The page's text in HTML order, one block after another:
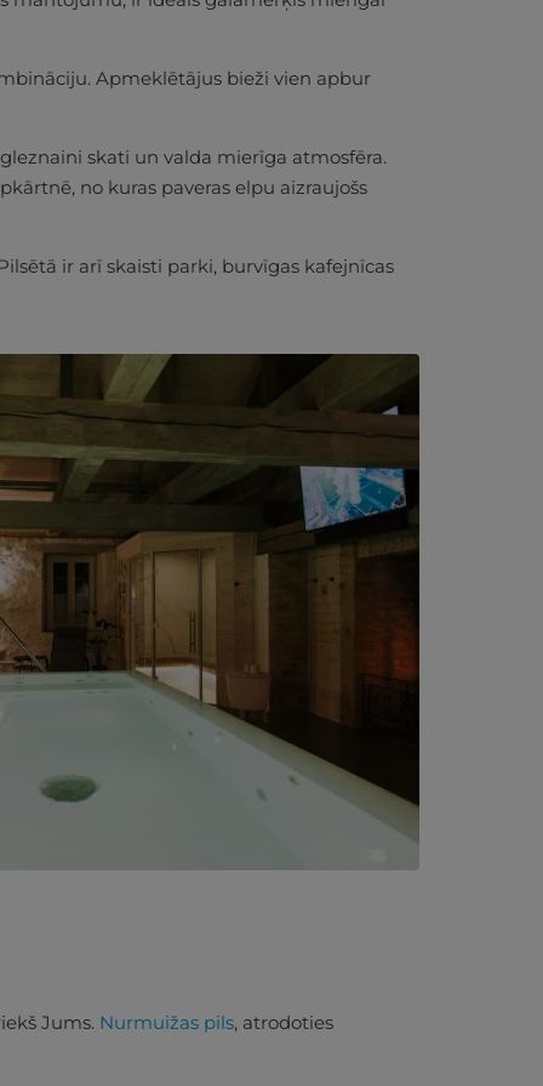
Apmeklētājus bieži vien apbur
skati un valda mierīga atmosfēra.
no kuras paveras elpu aizraujošs
ir arī skaisti parki, burvīgas kafejnīcas
Jums. Nurmuižas pils, atrodoties